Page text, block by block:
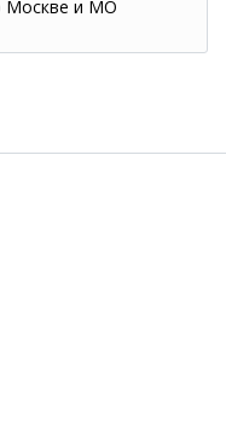
Москве и МО